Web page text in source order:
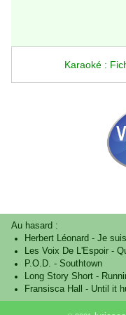
Karaoké :
Au hasard :
Herbert Léonard - Je
Les Voix De L'Espoir-
P.O.D. - Southtown
Long Story Short-
Fransisca Hall
- Until it